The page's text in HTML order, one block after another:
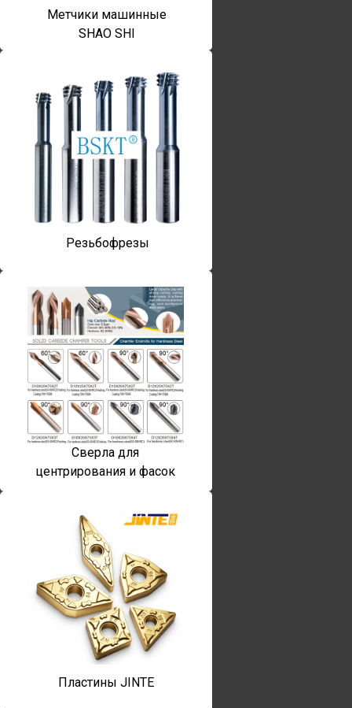
Метчики машинные
SHAO SHI
Резьбофрезы
Сверла для
центрирования и фасок
Пластины JINTE